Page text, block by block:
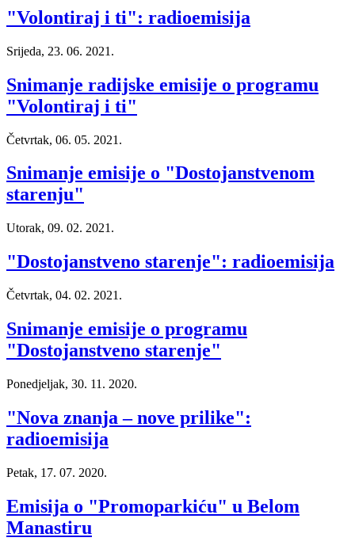
"Volontiraj i ti": radioemisija
Srijeda, 23. 06. 2021.
Snimanje radijske emisije o programu
"Volontiraj i ti"
Četvrtak, 06. 05. 2021.
Snimanje emisije o "Dostojanstvenom
starenju"
Utorak, 09. 02. 2021.
"Dostojanstveno starenje": radioemisija
Četvrtak, 04. 02. 2021.
Snimanje emisije o programu
"Dostojanstveno starenje"
Ponedjeljak, 30. 11. 2020.
"Nova znanja – nove prilike":
radioemisija
Petak, 17. 07. 2020.
Emisija o "Promoparkiću" u Belom
Manastiru